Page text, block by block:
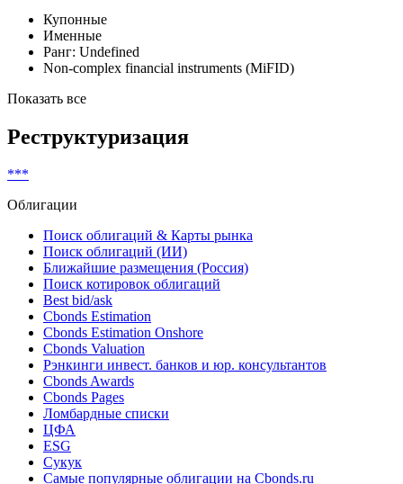
Классификатор выпуска
Купонные
Именные
Реструктуризация
Облигации
Поиск облигаций & Карты рынка
Поиск облигаций (ИИ)
Ближайшие размещения (Россия)
Поиск котировок облигаций
Best bid/ask
Cbonds Estimation
Cbonds Estimation Onshore
Cbonds Valuation
Рэнкинги инвест. банков и юр. консультантов
Cbonds Awards
Cbonds Pages
Ломбардные списки